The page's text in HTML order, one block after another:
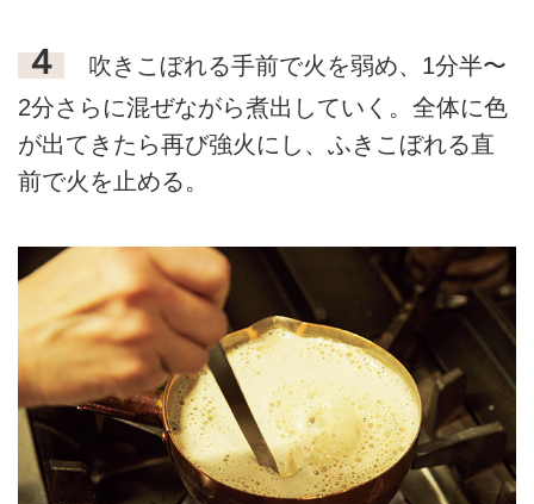
４
吹きこぼれる手前で火を弱め、1分半〜
2分さらに混ぜながら煮出していく。全体に色
が出てきたら再び強火にし、ふきこぼれる直
前で火を止める。